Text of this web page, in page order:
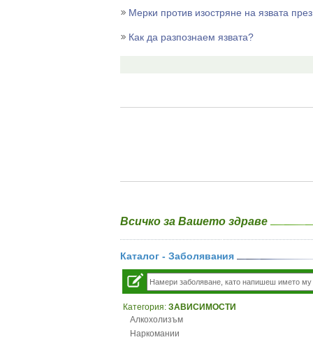
Мерки против изостряне на язвата
Как да разпознаем язвата?
Всичко за Вашето здраве
Каталог - Заболявания
Категория: ЗАВИСИМОСТИ
Алкохолизъм
Наркомании